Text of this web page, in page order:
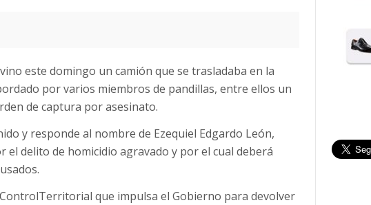
este domingo un camión que se trasladaba en la
por varios miembros de pandillas, entre ellos un
de captura por asesinato.
y responde al nombre de Ezequiel Edgardo León,
el delito de homicidio agravado y por el cual deberá
que impulsa el Gobierno para devolver